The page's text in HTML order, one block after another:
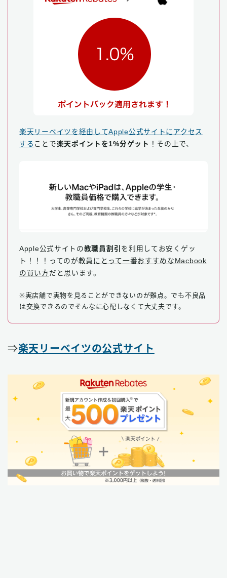
楽天リーベイツを経由してApple公式サイトにアクセス
する ことで楽天ポイントを1%分ゲット ！その上で、
Apple公式サイトの教職員割引 を利用してお安くゲッ
ト！！！ってのが教員にとって一番おすすめなMacbook
の買い方 だと思います。
※実店舗で実物を見ることができないのが難点。でも不良品
は交換できるのでそんなに心配しなくて大丈夫です。
⇒楽天リーベイツの公式サイト